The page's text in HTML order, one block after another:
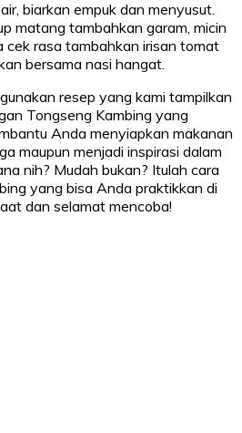
biarkan empuk dan menyusut.
matang tambahkan garam, micin
cek rasa tambahkan irisan tomat
bersama nasi hangat.
resep yang kami tampilkan
Tongseng Kambing yang
Anda menyiapkan makanan
maupun menjadi inspirasi dalam
nih? Mudah bukan? Itulah cara
yang bisa Anda praktikkan di
dan selamat mencoba!